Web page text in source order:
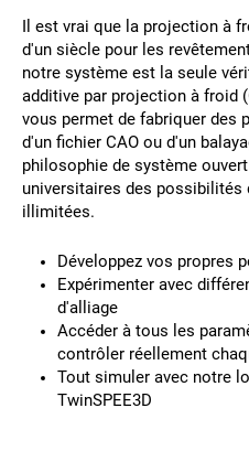
Suivez-nous
X Facebook LinkedIn YouTube
Il est vrai que la projection à
d'un siècle pour les
notre système est la seule
additive par projection à froid
vous permet de fabriquer des
d'un fichier CAO ou d'un
philosophie de système
universitaires des possibilités
illimitées.
Développez vos propres
Expérimenter avec
d'alliage
Accéder à tous les
contrôler réellement
Tout simuler avec notre
TwinSPEE3D